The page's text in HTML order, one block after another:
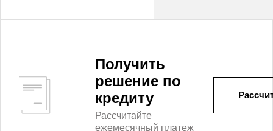
Получить
решение по
кредиту
Рассчитайте
ежемесячный платеж